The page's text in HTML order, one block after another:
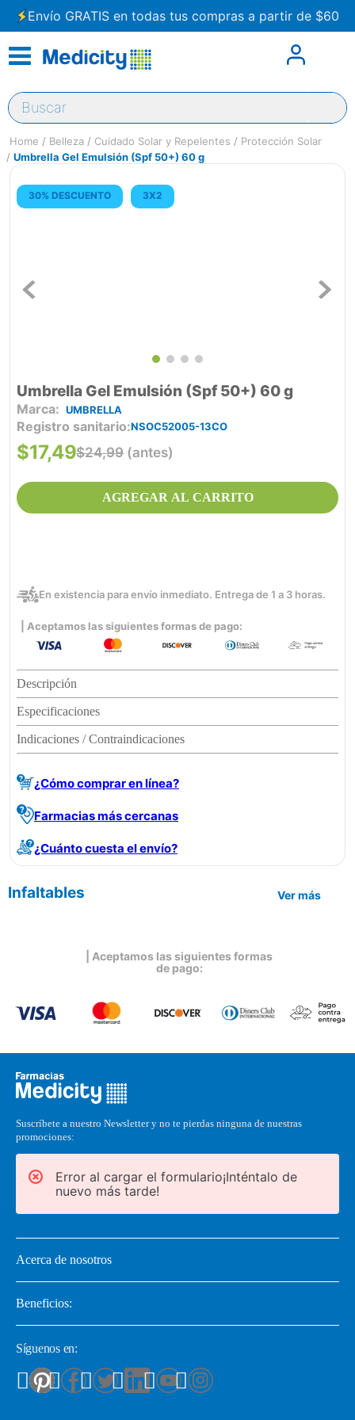
Envío GRATIS en todas tus compras a partir de $60
Buscar
Belleza Cuidado Solar y Repelentes
Protección Solar
Umbrella Gel Emulsión (Spf 50+) 60 g
30% DESCUENTO 3X2
Umbrella Gel Emulsión (Spf 50+) 60 g
UMBRELLA
Registro sanitario NSOC52005-13CO
$24,99 (antes)
$17,49
AGREGAR AL CARRITO
En existencia para envío inmediato. Entrega de 1 a 3 horas.
| Aceptamos las siguientes formas de pago:
Descripción
Especificaciones
Indicaciones / Contraindicaciones
¿Cómo comprar en línea?
Farmacias más cercanas
¿Cuánto cuesta el envío?
Infaltables Ver más
| Aceptamos las siguientes formas
de pago:
Suscríbete a nuestro Newsletter y no te pierdas ninguna de nuestras
promociones:
Error al cargar el formulario¡Inténtalo de
nuevo más tarde!
Acerca de nosotros
Beneficios:
Síguenos en: